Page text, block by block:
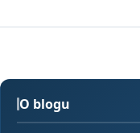
O blogu